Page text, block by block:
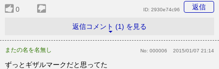
0 返信
ID: 2930e74c96
返信コメント (1) を見る
またの名を名無し No: 000006 2015/01/07 21:14
ずっとギザルマークだと思ってた